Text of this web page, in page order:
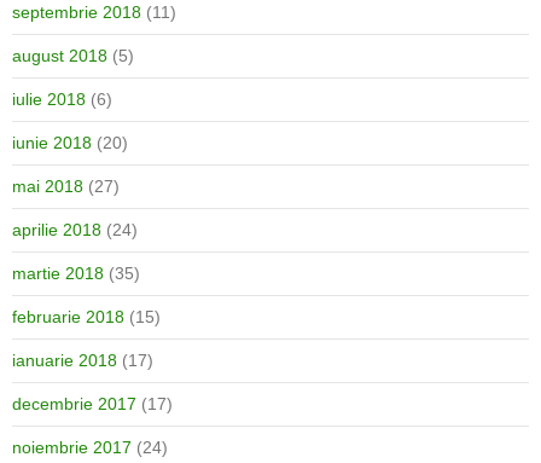
septembrie 2018 (11)
august 2018 (5)
iulie 2018 (6)
iunie 2018 (20)
mai 2018 (27)
aprilie 2018 (24)
martie 2018 (35)
februarie 2018 (15)
ianuarie 2018 (17)
decembrie 2017 (17)
noiembrie 2017 (24)